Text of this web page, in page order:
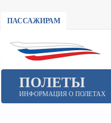
ПАССАЖИРАМ
ПОЛЕТЫ
ИНФОРМАЦИЯ О ПОЛЕТАХ